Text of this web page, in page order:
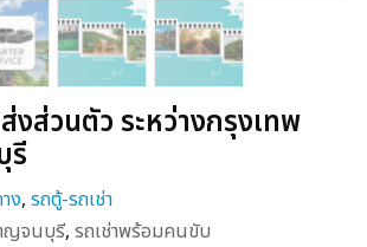
งส่วนตัว ระหว่างกรุงเทพ
รี
ง, รถตู้-รถเช่า
ญจนบุรี, รถเช่าพร้อมคนขับ